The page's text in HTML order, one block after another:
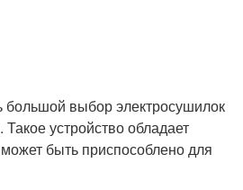
большой выбор электросушилок
устройство обладает
быть приспособлено для